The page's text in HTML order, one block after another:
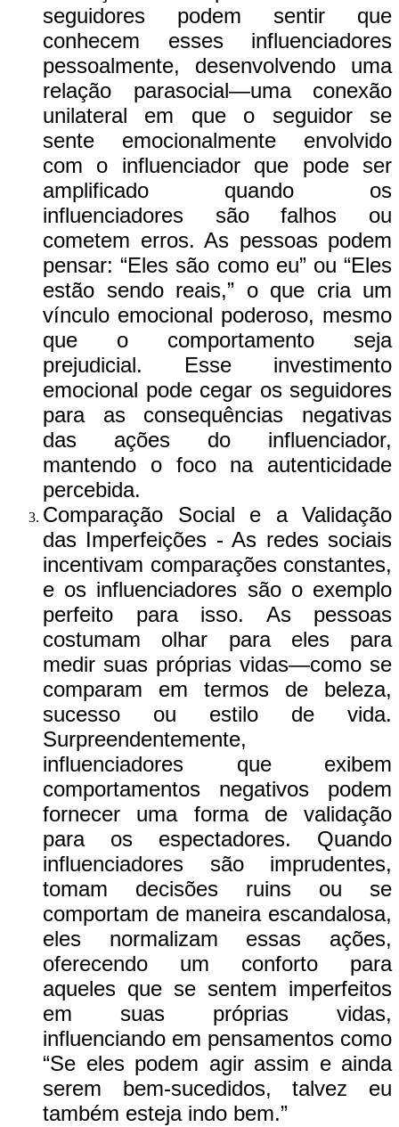
seguidores podem sentir que
conhecem esses influenciadores
pessoalmente, desenvolvendo uma
relação parasocial—uma conexão
unilateral em que o seguidor se
sente emocionalmente envolvido
com o influenciador que pode ser
amplificado quando os
influenciadores são falhos ou
cometem erros. As pessoas podem
pensar: “Eles são como eu” ou “Eles
estão sendo reais,” o que cria um
vínculo emocional poderoso, mesmo
que o comportamento seja
prejudicial. Esse investimento
emocional pode cegar os seguidores
para as consequências negativas
das ações do influenciador,
mantendo o foco na autenticidade
percebida.
Comparação Social e a Validação
das Imperfeições - As redes sociais
incentivam comparações constantes,
e os influenciadores são o exemplo
perfeito para isso. As pessoas
costumam olhar para eles para
medir suas próprias vidas—como se
comparam em termos de beleza,
sucesso ou estilo de vida.
Surpreendentemente,
influenciadores que exibem
comportamentos negativos podem
fornecer uma forma de validação
para os espectadores. Quando
influenciadores são imprudentes,
tomam decisões ruins ou se
comportam de maneira escandalosa,
eles normalizam essas ações,
oferecendo um conforto para
aqueles que se sentem imperfeitos
em suas próprias vidas,
influenciando em pensamentos como
“Se eles podem agir assim e ainda
serem bem-sucedidos, talvez eu
também esteja indo bem.”